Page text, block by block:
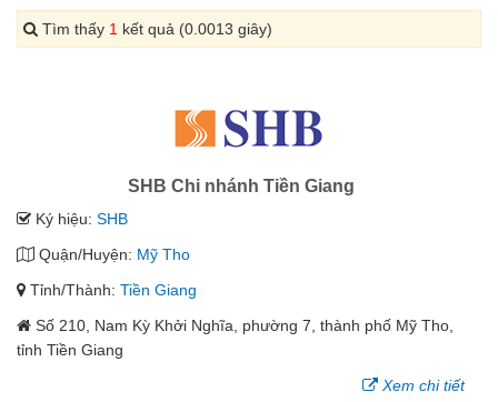
Tìm thấy 1 kết quả (0.0013 giây)
SHB Chi nhánh Tiền Giang
Ký hiệu: SHB
Quận/Huyện: Mỹ Tho
Tỉnh/Thành: Tiền Giang
Số 210, Nam Kỳ Khởi Nghĩa, phường 7, thành phố Mỹ Tho,
tỉnh Tiền Giang
Xem chi tiết